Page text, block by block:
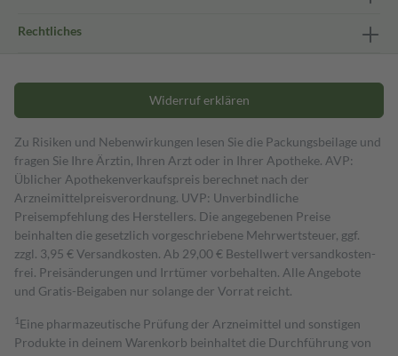
Rechtliches
Widerruf erklären
Zu Risiken und Nebenwirkungen lesen Sie die Packungsbeilage und
fragen Sie Ihre Ärztin, Ihren Arzt oder in Ihrer Apotheke. AVP:
Üblicher Apothekenverkaufspreis berechnet nach der
Arzneimittelpreisverordnung. UVP: Unverbindliche
Preisempfehlung des Herstellers. Die angegebenen Preise
beinhalten die gesetzlich vorgeschriebene Mehrwertsteuer, ggf.
zzgl. 3,95 € Versandkosten. Ab 29,00 € Bestell­wert versand­kosten­
frei. Preisänderungen und Irrtümer vorbehalten. Alle Angebote
und Gratis-Beigaben nur solange der Vorrat reicht.
1 Eine pharmazeutische Prüfung der Arzneimittel und sonstigen
Produkte in deinem Warenkorb beinhaltet die Durchführung von